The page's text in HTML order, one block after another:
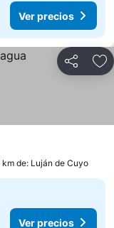
Ver precios
Compartir
de: Luján de Cuyo
Ver precios